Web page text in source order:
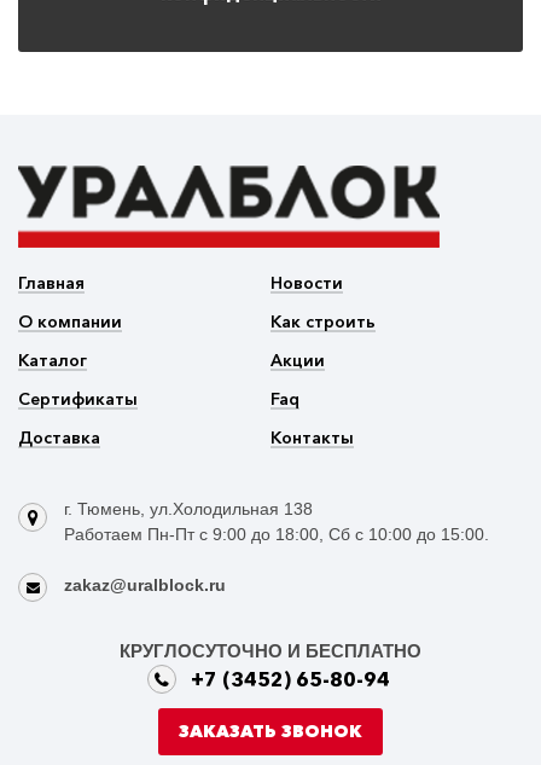
Главная
О компании
Каталог
Сертификаты
Доставка
Новости
Как строить
Акции
Faq
Контакты
г. Тюмень, ул.Холодильная 138
Работаем Пн-Пт с 9:00 до 18:00, Сб с 10:00 до 15:00.
zakaz@uralblock.ru
КРУГЛОСУТОЧНО И БЕСПЛАТНО
+7 (3452) 65-80-94
ЗАКАЗАТЬ ЗВОНОК